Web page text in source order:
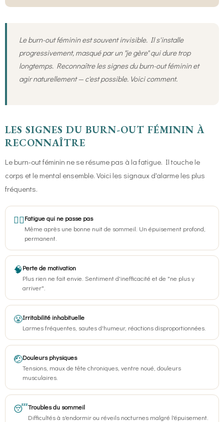
Le burn-out féminin est souvent invisible. Il s'installe
progressivement, masqué par un "je gère" qui dure trop
longtemps. Reconnaître les signes du burn-out féminin et
agir naturellement — c'est possible. Voici comment.
LES SIGNES DU BURN-OUT FÉMININ À
RECONNAÎTRE
Le burn-out féminin ne se résume pas à la fatigue. Il touche le
corps et le mental ensemble. Voici les signaux d'alarme les plus
fréquents.
😮‍💨Fatigue qui ne passe pas
Même après une bonne nuit de sommeil. Un épuisement profond,
permanent.
🧠Perte de motivation
Plus rien ne fait envie. Sentiment d'inefficacité et de "ne plus y
arriver".
😤Irritabilité inhabituelle
Larmes fréquentes, sautes d'humeur, réactions disproportionnées.
🤕Douleurs physiques
Tensions, maux de tête chroniques, ventre noué, douleurs
musculaires.
😴Troubles du sommeil
Difficultés à s'endormir ou réveils nocturnes malgré l'épuisement.